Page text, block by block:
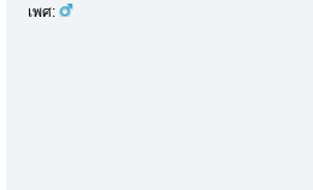
เพศ: